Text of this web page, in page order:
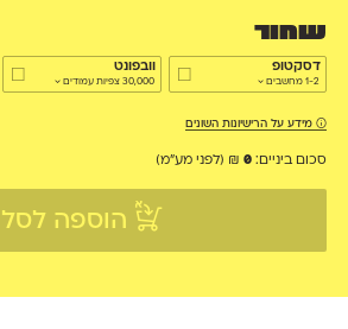
שחור
דסקטופ
1-2 מחשבים
וובפונט
30,000 צפיות עמודים
מידע על הרישיונות השונים
סכום ביניים: 0
₪ (לפני מע״מ)
הוספה לסל